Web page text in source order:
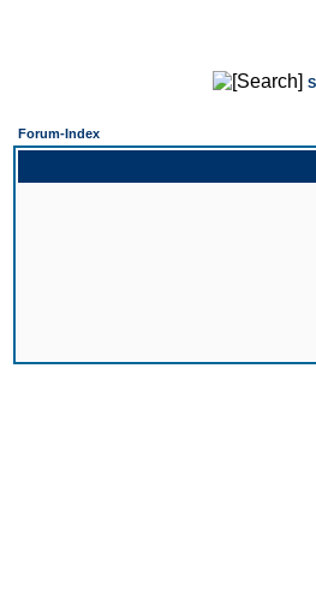
Forum-Index